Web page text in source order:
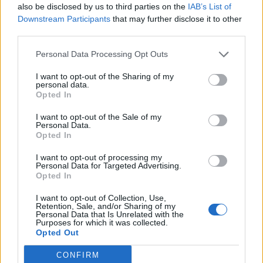
also be disclosed by us to third parties on the IAB’s List of
Downstream Participants that may further disclose it to other
Personal Data Processing Opt Outs
I want to opt-out of the Sharing of my
personal data.
Opted In
I want to opt-out of the Sale of my
Personal Data.
Opted In
I want to opt-out of processing my
Personal Data for Targeted Advertising.
Opted In
I want to opt-out of Collection, Use,
Retention, Sale, and/or Sharing of my
Personal Data that Is Unrelated with the
Purposes for which it was collected.
Opted Out
CONFIRM
άτομο να ελπίζει σε κάτι περισσότερο από μια
περιστασιακή σχέση, ενώ το άλλο άτομο θέλει να
κρατήσει τα πράγματα απλά και σε καθαρά
σεξουαλικό επίπεδο. Το άτομο που θέλει μια
βαθύτερη σχέση μπορεί να αποφύγει να θέσει το
ζήτημα, από φόβο ότι αν πει την αλήθεια η σχέση θα
τελειώσει. Αυτά τα άνισα συναισθήματα μπορεί να
προκαλέσουν θλίψη και απογοήτευση σε ένα από τα
δύο εμπλεκόμενα άτομα.
Αξίζει επίσης να αναφέρουμε ότι κάποιοι άνθρωποι
μπορεί να δίνουν σκόπιμα στην FWB τους την ιδέα
ότι θα μπορούσε να οδηγήσει σε δέσμευση, ώστε να